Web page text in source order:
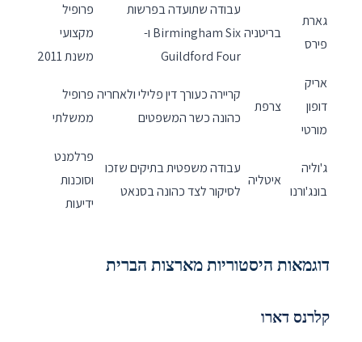
גארת
פירס
בריטניה
עבודה שתועדה בפרשות
Birmingham Six ו-
Guildford Four
פרופיל
מקצועי
משנת 2011
אריק
דופון
מורטי
צרפת
קריירה כעורך דין פלילי ולאחריה
כהונה כשר המשפטים
פרופיל
ממשלתי
ג'וליה
בונג'ורנו
איטליה
עבודה משפטית בתיקים שזכו
לסיקור לצד כהונה בסנאט
פרלמנט
וסוכנות
ידיעות
דוגמאות היסטוריות מארצות הברית
קלרנס דארו